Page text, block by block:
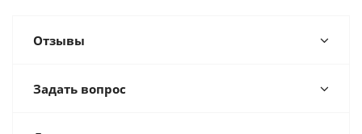
Отзывы
Задать вопрос